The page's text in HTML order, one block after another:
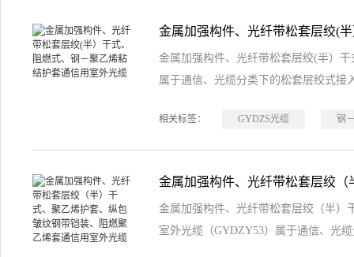
金属加强构件、光纤带松套层绞(半）
属于通信、光缆分类下的松套层绞式接
相关标签： GYDZS光缆 钢
金属加强构件、光纤带松套层绞（半）
室外光缆（GYDZY53）属于通信、光